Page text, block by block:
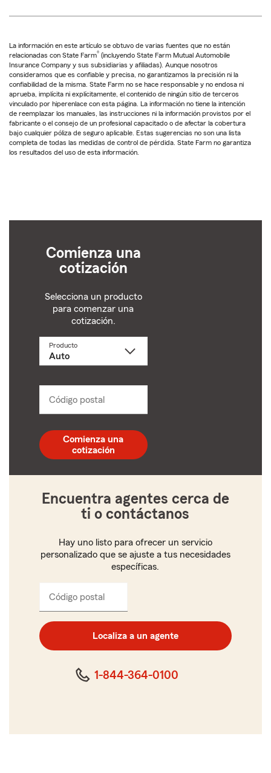
La información en este artículo se obtuvo de varias fuentes que no están
relacionadas con State Farm® (incluyendo State Farm Mutual Automobile
Insurance Company y sus subsidiarias y afiliadas). Aunque nosotros
consideramos que es confiable y precisa, no garantizamos la precisión ni la
confiabilidad de la misma. State Farm no se hace responsable y no endosa ni
aprueba, implícita ni explícitamente, el contenido de ningún sitio de terceros
vinculado por hiperenlace con esta página. La información no tiene la intención
de reemplazar los manuales, las instrucciones ni la información provistos por el
fabricante o el consejo de un profesional capacitado o de afectar la cobertura
bajo cualquier póliza de seguro aplicable. Estas sugerencias no son una lista
completa de todas las medidas de control de pérdida. State Farm no garantiza
los resultados del uso de esta información.
Comienza una
cotización
Selecciona un producto
para comenzar una
cotización.
ProductoSelecciona
Código postal
postal
de
5
Comienza una
cotización
Encuentra agentes cerca de
ti o contáctanos
Hay uno listo para ofrecer un servicio
personalizado que se ajuste a tus necesidades
específicas.
Código postal
código
postal
de
cinco
Localiza a un agente
1-844-364-0100